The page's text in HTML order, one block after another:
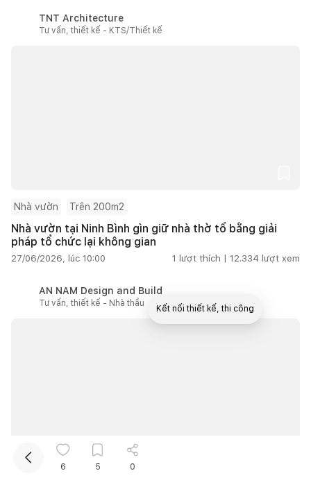
TNT Architecture
Tư vấn, thiết kế - KTS/Thiết kế
Nhà vườn Trên 200m2
Nhà vườn tại Ninh Bình gìn giữ nhà thờ tổ bằng giải
pháp tổ chức lại không gian
27/06/2026, lúc 10:00 1 lượt thích | 12.334 lượt xem
AN NAM Design and Build
Tư vấn, thiết kế - Nhà thầu
6 5 0
Kết nối thiết kế, thi công